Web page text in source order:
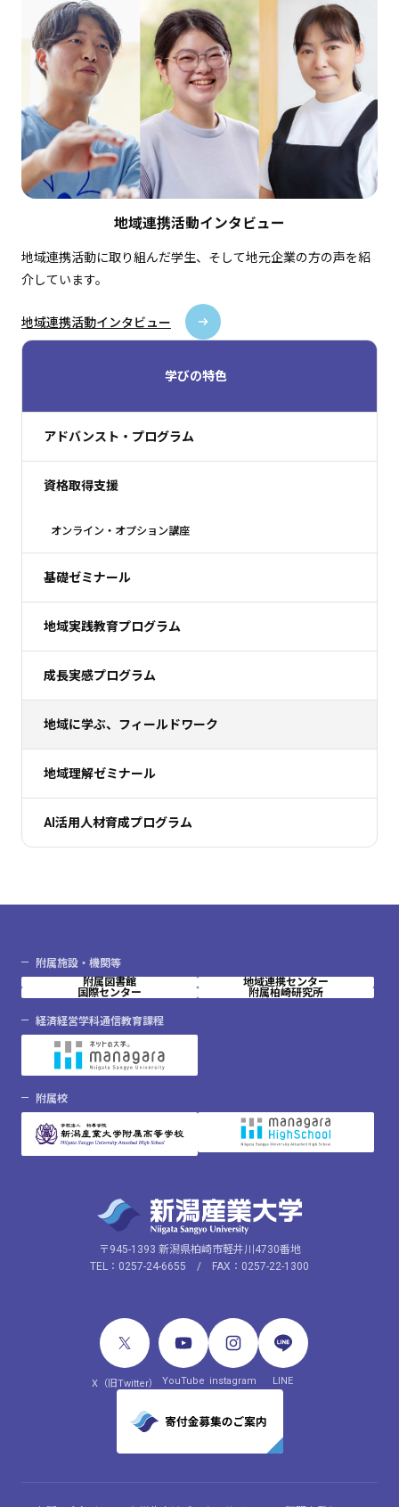
地域連携活動インタビュー
地域連携活動に取り組んだ学生、そして地元企業の方の声を紹
介しています。
地域連携活動インタビュー
学びの特色
アドバンスト・プログラム
資格取得支援
オンライン・オプション講座
基礎ゼミナール
地域実践教育プログラム
成長実感プログラム
地域に学ぶ、フィールドワーク
地域理解ゼミナール
AI活用人材育成プログラム
附属施設・機関等
附属図書館
地域連携センター
国際センター
附属柏崎研究所
経済経営学科通信教育課程
附属校
〒945-1393 新潟県柏崎市軽井川4730番地
TEL：0257-24-6655 / FAX：0257-22-1300
X（旧Twitter） YouTube instagram LINE